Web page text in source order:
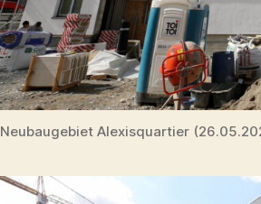
Neubaugebiet Alexisquartier